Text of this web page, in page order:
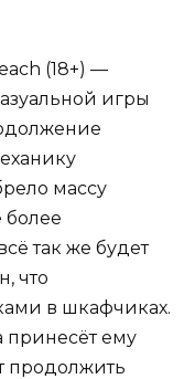
(18+) —
игры
массу
более
так же будет
что
в шкафчиках.
принесёт ему
продолжить